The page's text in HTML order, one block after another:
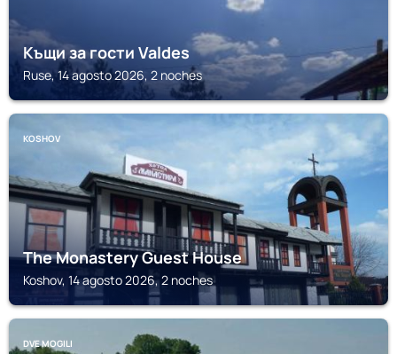
Къщи за гости Valdes
Ruse, 14 agosto 2026, 2 noches
KOSHOV
The Monastery Guest House
Koshov, 14 agosto 2026, 2 noches
DVE MOGILI